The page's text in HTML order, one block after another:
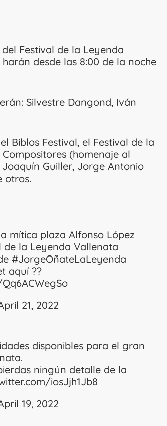
Festival de la Leyenda
desde las 8:00 de la noche
Silvestre Dangond, Iván
Biblos Festival, el Festival de la
(homenaje al
Guiller, Jorge Antonio
otros.
mítica plaza Alfonso López
la Leyenda Vallenata
#JorgeOñateLaLeyenda
aquí ??
21, 2022
disponibles para el gran
ningún detalle de la
iosJjh1Jb8
19, 2022